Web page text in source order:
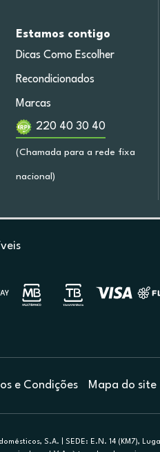
Estamos contigo
Dicas Como Escolher
Recondicionados
Marcas
220 40 30 40
(Chamada para a rede fixa
nacional)
e Condições Mapa do site
S.A. | SEDE: E.N. 14 (KM7),